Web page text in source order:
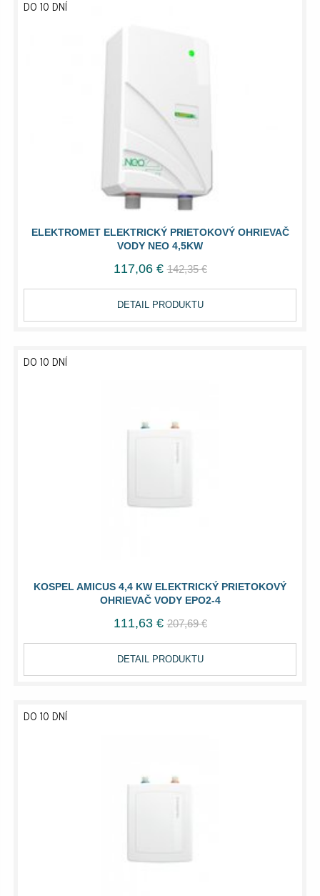
ELEKTROMET ELEKTRICKÝ PRIETOKOVÝ OHRIEVAČ
VODY NEO 4,5KW
DO 10 DNÍ
117,06 € 142,35 €
DETAIL PRODUKTU
KOSPEL AMICUS 4,4 KW ELEKTRICKÝ PRIETOKOVÝ
OHRIEVAČ VODY EPO2-4
DO 10 DNÍ
111,63 € 207,69 €
DETAIL PRODUKTU
DO 10 DNÍ